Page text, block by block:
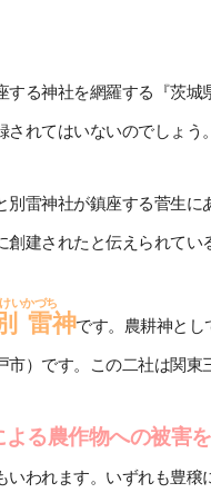
する神社を網羅する『茨
れてはいないのでしょう。
別雷神社が鎮座する菅生
建されたと伝えられてい
雷
いかづち
神です。農耕神とし
）です。この二社は関東
よる農作物への被害
われます。いずれも豊穣